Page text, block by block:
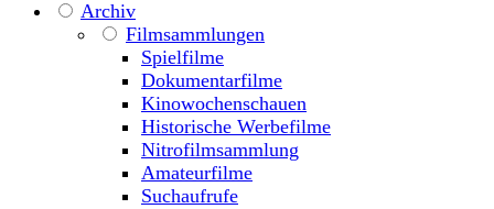
Archiv
Filmsammlungen
Spielfilme
Dokumentarfilme
Kinowochenschauen
Historische Werbefilme
Nitrofilmsammlung
Amateurfilme
Suchaufrufe